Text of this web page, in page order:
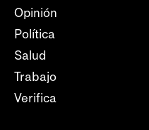
Opinión
Política
Salud
Trabajo
Verifica